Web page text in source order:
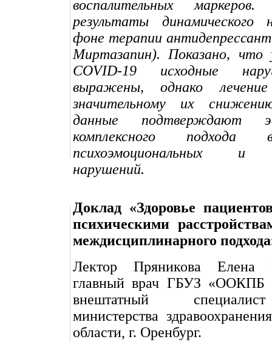
воспалительных маркеров.
результаты динамического
фоне терапии
Миртазапин). Показано, что
COVID-19 исходные
выражены, однако
значительному их
данные подтверждают
комплексного подхода
психоэмоциональных и
нарушений.
Доклад «Здоровье
психическими
междисциплинарного
Лектор Пряникова Елена
главный врач ГБУЗ
внештатный
министерства
области, г. Оренбург.